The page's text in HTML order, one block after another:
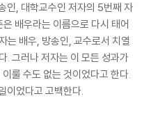
인, 대학교수인 저자의 5번째 자
배우라는 이름으로 다시 태어
는 배우, 방송인, 교수로서 치열
. 그러나 저자는 이 모든 성과가
룰 수도 없는 것이었다고 한다.
이었다고 고백한다.